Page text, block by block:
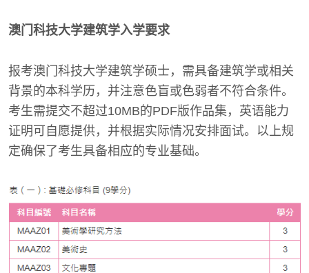
澳门科技大学建筑学入学要求
报考澳门科技大学建筑学硕士，需具备建筑学或相关
背景的本科学历，并注意色盲或色弱者不符合条件。
考生需提交不超过10MB的PDF版作品集，英语能力
证明可自愿提供，并根据实际情况安排面试。以上规
定确保了考生具备相应的专业基础。